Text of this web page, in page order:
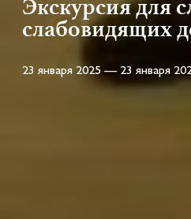
Экскурсия для
слабовидящих
23 января 2025 — 23 января